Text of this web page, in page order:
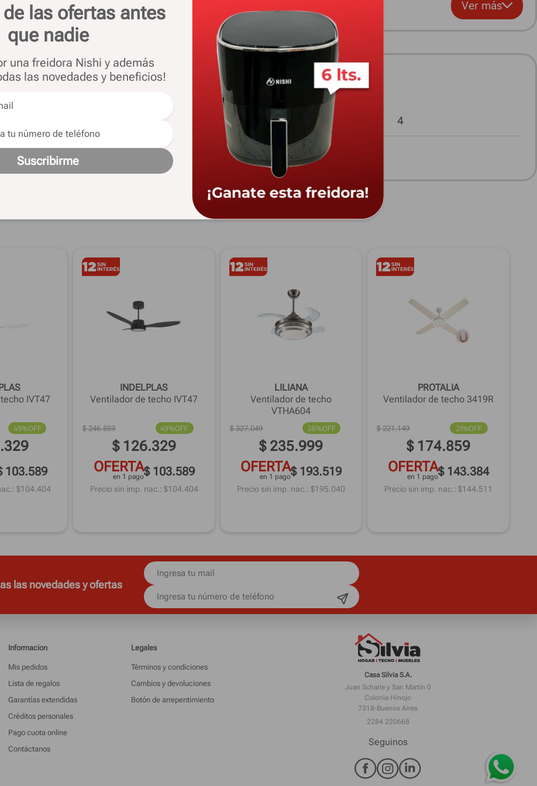
de las ofertas antes
que nadie
una freidora Nishi y además
las novedades y beneficios!
Suscribirme
Ver más
Cantidad De Palas 4
Garantía 24 meses
IVT47
49%OFF
.329
103.589
$104.404
INDELPLAS
Ventilador de techo IVT47
$ 246.859 49%OFF
$ 126.329
OFERTA
en 1 pago$ 103.589
Precio sin imp. nac.: $104.404
LILIANA
Ventilador de techo
VTHA604
$ 327.049 28%OFF
$ 235.999
OFERTA
en 1 pago$ 193.519
Precio sin imp. nac.: $195.040
PROTALIA
Ventilador de techo 3419R
$ 221.149 21%OFF
$ 174.859
OFERTA
en 1 pago$ 143.384
Precio sin imp. nac.: $144.511
las novedades y ofertas
Informacion
Mis pedidos
Lista de regalos
Garantías extendidas
Créditos personales
Pago cuota online
Contáctanos
Legales
Términos y condiciones
Cambios y devoluciones
Botón de arrepentimiento
Casa Silvia S.A.
Juan Scharle y San Martín 0
Colonia Hinojo
7318-Buenos Aires
2284 220668
Seguinos